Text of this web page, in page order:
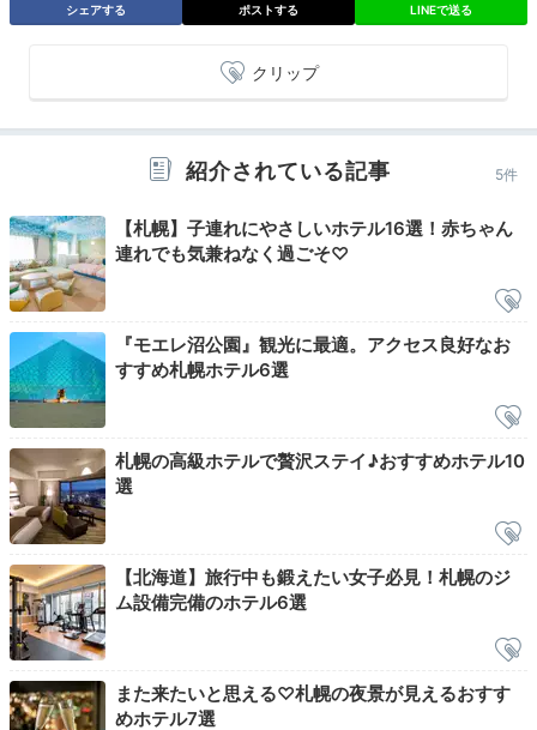
朝食は「オールデイダイニング メム」のブッフェ。和
プカレーといった北海道グルメがずらりと並びます。ラ
イブキッチンのオムレツやパンケーキも人気！
朝食ブッフェは和洋両方あり、誰でも楽しめるラインナ
ップでした♪ライブキッチンで作ってくれるオムレツが
とてもおいしかったです。
+5
Check-out
11:00
ゆったり過ごせる
11時チェックアウト
シェアする ポストする LINEで送る
クリップ
紹介されている記事 5件
【札幌】子連れにやさしいホテル16選！赤ちゃん
連れでも気兼ねなく過ごそ♡
『モエレ沼公園』観光に最適。アクセス良好なお
すすめ札幌ホテル6選
札幌の高級ホテルで贅沢ステイ♪おすすめホテル10
選
【北海道】旅行中も鍛えたい女子必見！札幌のジ
ム設備完備のホテル6選
また来たいと思える♡札幌の夜景が見えるおすす
めホテル7選